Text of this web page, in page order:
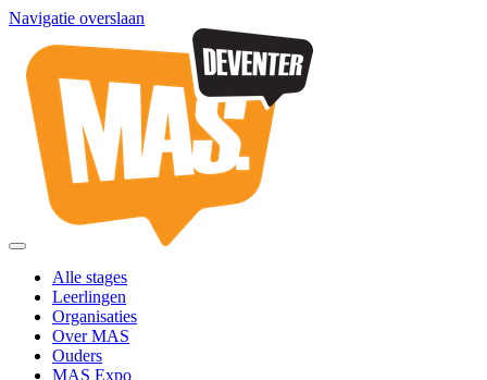
Navigatie overslaan
Alle stages
Leerlingen
Organisaties
Over MAS
Ouders
MAS Expo